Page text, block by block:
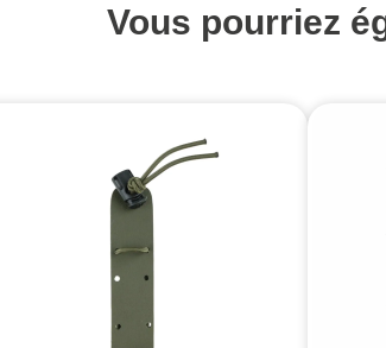
Vous pourriez